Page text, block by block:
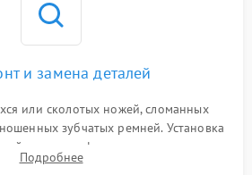
и замена деталей
или сколотых ножей, сломанных
зубчатых ремней. Установка
взамен деформированных.
контактов в педали и цепях
Подробнее